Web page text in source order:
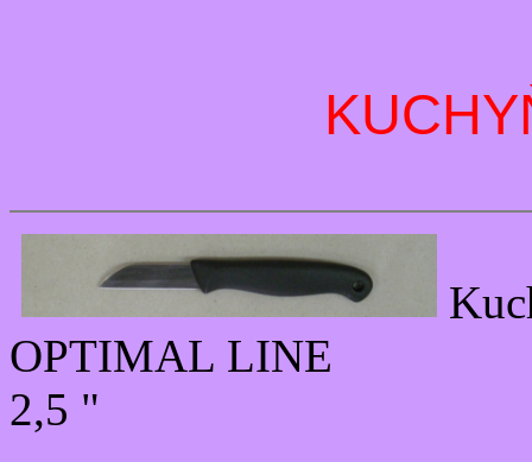
OPTIMAL LINE
2,5 "